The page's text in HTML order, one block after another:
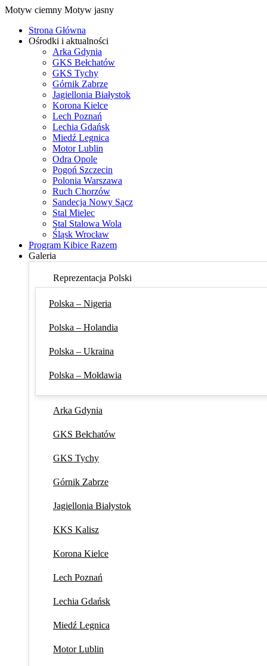
Motyw ciemny Motyw jasny
Strona Główna
Ośrodki i aktualności
Arka Gdynia
GKS Bełchatów
GKS Tychy
Górnik Zabrze
Jagiellonia Białystok
Korona Kielce
Lech Poznań
Lechia Gdańsk
Miedź Legnica
Motor Lublin
Odra Opole
Pogoń Szczecin
Polonia Warszawa
Ruch Chorzów
Sandecja Nowy Sącz
Stal Mielec
Stal Stalowa Wola
Śląsk Wrocław
Program Kibice Razem
Galeria
Reprezentacja Polski
Polska – Nigeria
Polska – Holandia
Polska – Ukraina
Polska – Mołdawia
Arka Gdynia
GKS Bełchatów
GKS Tychy
Górnik Zabrze
Jagiellonia Białystok
KKS Kalisz
Korona Kielce
Lech Poznań
Lechia Gdańsk
Miedź Legnica
Motor Lublin